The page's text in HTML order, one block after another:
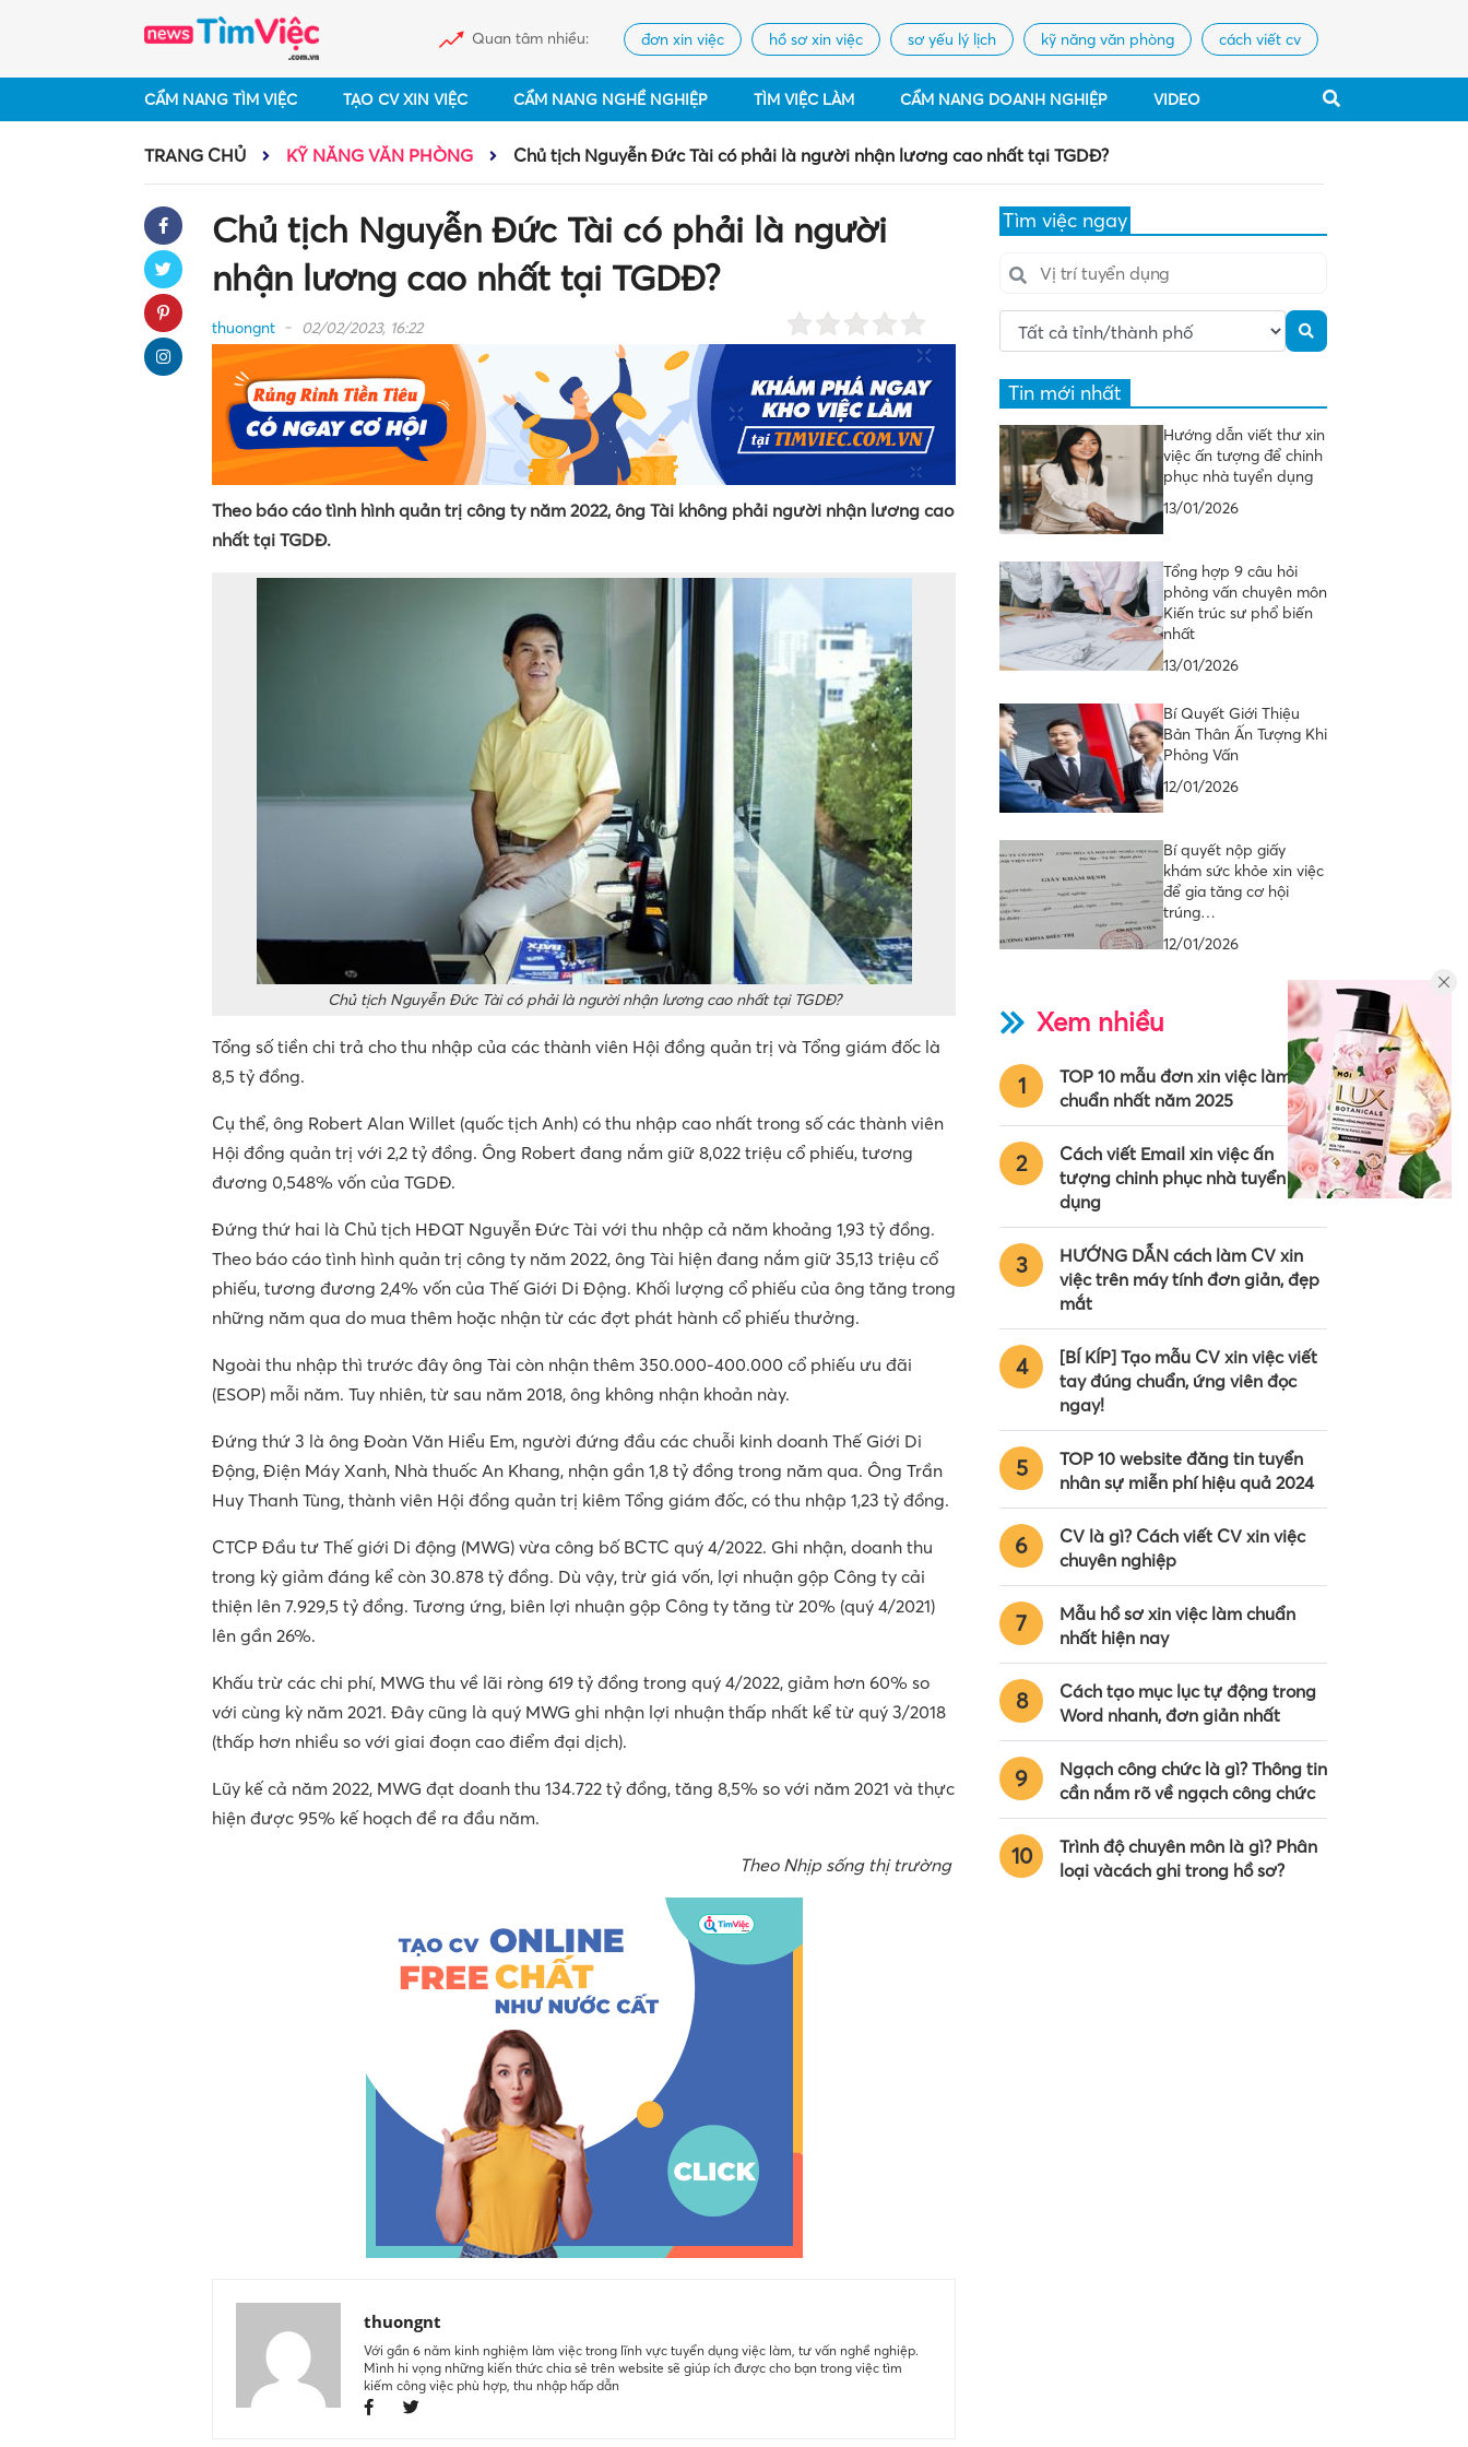
Quan tâm nhiều: đơn xin việc hồ sơ xin việc sơ yếu lý lịch kỹ năng văn phòng cách viết cv
CẨM NANG TÌM VIỆC TẠO CV XIN VIỆC CẨM NANG NGHỀ NGHIỆP TÌM VIỆC LÀM CẨM NANG DOANH NGHIỆP VIDEO
TRANG CHỦ KỸ NĂNG VĂN PHÒNG Chủ tịch Nguyễn Đức Tài có phải là người nhận lương cao nhất tại TGDĐ?
Chủ tịch Nguyễn Đức Tài có phải là người
nhận lương cao nhất tại TGDĐ?
thuongnt 02/02/2023, 16:22
Theo báo cáo tình hình quản trị công ty năm 2022, ông Tài không phải người nhận lương cao
nhất tại TGDĐ.
Chủ tịch Nguyễn Đức Tài có phải là người nhận lương cao nhất tại TGDĐ?
Tổng số tiền chi trả cho thu nhập của các thành viên Hội đồng quản trị và Tổng giám đốc là
8,5 tỷ đồng.
Cụ thể, ông Robert Alan Willet (quốc tịch Anh) có thu nhập cao nhất trong số các thành viên
Hội đồng quản trị với 2,2 tỷ đồng. Ông Robert đang nắm giữ 8,022 triệu cổ phiếu, tương
đương 0,548% vốn của TGDĐ.
Đứng thứ hai là Chủ tịch HĐQT Nguyễn Đức Tài với thu nhập cả năm khoảng 1,93 tỷ đồng.
Theo báo cáo tình hình quản trị công ty năm 2022, ông Tài hiện đang nắm giữ 35,13 triệu cổ
phiếu, tương đương 2,4% vốn của Thế Giới Di Động. Khối lượng cổ phiếu của ông tăng trong
những năm qua do mua thêm hoặc nhận từ các đợt phát hành cổ phiếu thưởng.
Ngoài thu nhập thì trước đây ông Tài còn nhận thêm 350.000-400.000 cổ phiếu ưu đãi
(ESOP) mỗi năm. Tuy nhiên, từ sau năm 2018, ông không nhận khoản này.
Đứng thứ 3 là ông Đoàn Văn Hiểu Em, người đứng đầu các chuỗi kinh doanh Thế Giới Di
Động, Điện Máy Xanh, Nhà thuốc An Khang, nhận gần 1,8 tỷ đồng trong năm qua. Ông Trần
Huy Thanh Tùng, thành viên Hội đồng quản trị kiêm Tổng giám đốc, có thu nhập 1,23 tỷ đồng.
CTCP Đầu tư Thế giới Di động (MWG) vừa công bố BCTC quý 4/2022. Ghi nhận, doanh thu
trong kỳ giảm đáng kể còn 30.878 tỷ đồng. Dù vậy, trừ giá vốn, lợi nhuận gộp Công ty cải
thiện lên 7.929,5 tỷ đồng. Tương ứng, biên lợi nhuận gộp Công ty tăng từ 20% (quý 4/2021)
lên gần 26%.
Khấu trừ các chi phí, MWG thu về lãi ròng 619 tỷ đồng trong quý 4/2022, giảm hơn 60% so
với cùng kỳ năm 2021. Đây cũng là quý MWG ghi nhận lợi nhuận thấp nhất kể từ quý 3/2018
(thấp hơn nhiều so với giai đoạn cao điểm đại dịch).
Lũy kế cả năm 2022, MWG đạt doanh thu 134.722 tỷ đồng, tăng 8,5% so với năm 2021 và thực
hiện được 95% kế hoạch đề ra đầu năm.
Theo Nhịp sống thị trường
thuongnt
Với gần 6 năm kinh nghiệm làm việc trong lĩnh vực tuyển dụng việc làm, tư vấn nghề nghiệp.
Mình hi vọng những kiến thức chia sẻ trên website sẽ giúp ích được cho bạn trong việc tìm
kiếm công việc phù hợp, thu nhập hấp dẫn
Tìm việc ngay
Tin mới nhất
Hướng dẫn viết thư xin
việc ấn tượng để chinh
phục nhà tuyển dụng
13/01/2026
Tổng hợp 9 câu hỏi
phỏng vấn chuyên môn
Kiến trúc sư phổ biến
nhất
13/01/2026
Bí Quyết Giới Thiệu
Bản Thân Ấn Tượng Khi
Phỏng Vấn
12/01/2026
Bí quyết nộp giấy
khám sức khỏe xin việc
để gia tăng cơ hội
trúng…
12/01/2026
Xem nhiều
1
TOP 10 mẫu đơn xin việc làm
chuẩn nhất năm 2025
2
Cách viết Email xin việc ấn
tượng chinh phục nhà tuyển
dụng
3
HƯỚNG DẪN cách làm CV xin
việc trên máy tính đơn giản, đẹp
mắt
4
[BÍ KÍP] Tạo mẫu CV xin việc viết
tay đúng chuẩn, ứng viên đọc
ngay!
5
TOP 10 website đăng tin tuyển
nhân sự miễn phí hiệu quả 2024
6
CV là gì? Cách viết CV xin việc
chuyên nghiệp
7
Mẫu hồ sơ xin việc làm chuẩn
nhất hiện nay
8
Cách tạo mục lục tự động trong
Word nhanh, đơn giản nhất
9
Ngạch công chức là gì? Thông tin
cần nắm rõ về ngạch công chức
10
Trình độ chuyên môn là gì? Phân
loại vàcách ghi trong hồ sơ?